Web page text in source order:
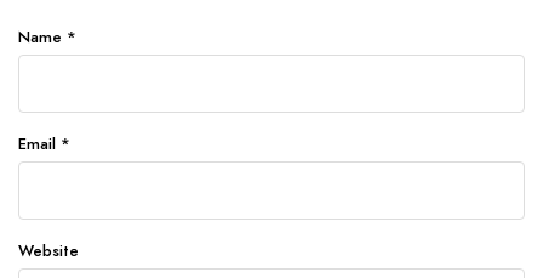
Name *
Email *
Website